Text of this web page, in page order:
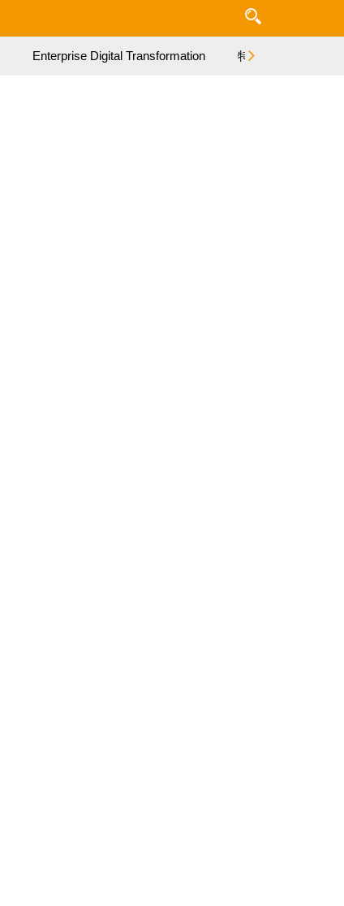
Enterprise Digital Transformation 特集